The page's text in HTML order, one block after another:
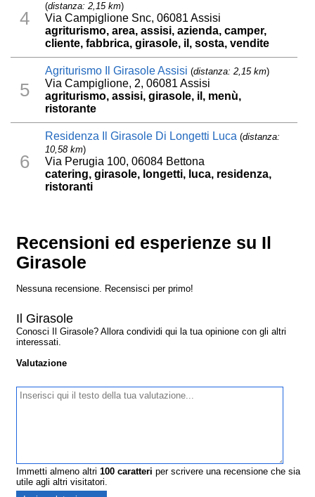
4
(distanza: 2,15 km)
Via Campiglione Snc, 06081 Assisi
agriturismo, area, assisi, azienda, camper,
cliente, fabbrica, girasole, il, sosta, vendite
5
Agriturismo Il Girasole Assisi (distanza: 2,15 km)
Via Campiglione, 2, 06081 Assisi
agriturismo, assisi, girasole, il, menù,
ristorante
6
Residenza Il Girasole Di Longetti Luca (distanza:
10,58 km)
Via Perugia 100, 06084 Bettona
catering, girasole, longetti, luca, residenza,
ristoranti
Recensioni ed esperienze su Il
Girasole
Nessuna recensione. Recensisci per primo!
Il Girasole
Conosci Il Girasole? Allora condividi qui la tua opinione con gli altri
interessati.
Valutazione
Immetti almeno altri100 caratteri per scrivere una recensione che sia
utile agli altri visitatori.